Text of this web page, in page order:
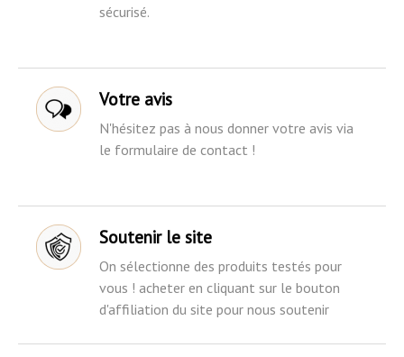
sécurisé.
Votre avis
N'hésitez pas à nous donner votre avis via
le formulaire de contact !
Soutenir le site
On sélectionne des produits testés pour
vous ! acheter en cliquant sur le bouton
d'affiliation du site pour nous soutenir